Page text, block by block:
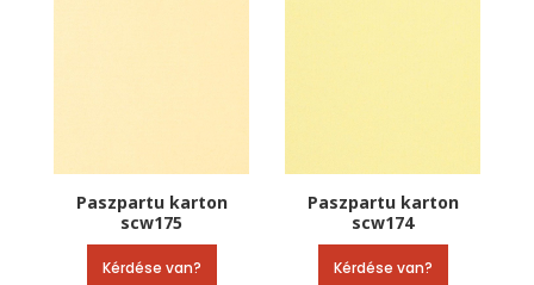
Paszpartu karton
scw175
Kérdése van?
Paszpartu karton
scw174
Kérdése van?